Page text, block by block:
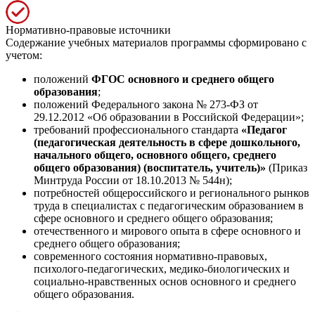
Нормативно-правовые источники
Содержание учебных материалов программы сформировано с
учетом:
положений ФГОС основного и среднего общего
образования;
положений Федерального закона № 273-ФЗ от
29.12.2012 «Об образовании в Российской Федерации»;
требований профессионального стандарта «Педагог
(педагогическая деятельность в сфере дошкольного,
начального общего, основного общего, среднего
общего образования) (воспитатель, учитель)» (Приказ
Минтруда России от 18.10.2013 № 544н);
потребностей общероссийского и регионального рынков
труда в специалистах с педагогическим образованием в
сфере основного и среднего общего образования;
отечественного и мирового опыта в сфере основного и
среднего общего образования;
современного состояния нормативно-правовых,
психолого-педагогических, медико-биологических и
социально-нравственных основ основного и среднего
общего образования.